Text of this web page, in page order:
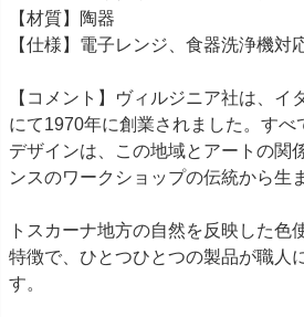
【材質】陶器
【仕様】電子レンジ、食器洗浄機対
【コメント】ヴィルジニア社は、イ
にて1970年に創業されました。すべ
デザインは、この地域とアートの関
ンスのワークショップの伝統から生
トスカーナ地方の自然を反映した色
特徴で、ひとつひとつの製品が職人
す。